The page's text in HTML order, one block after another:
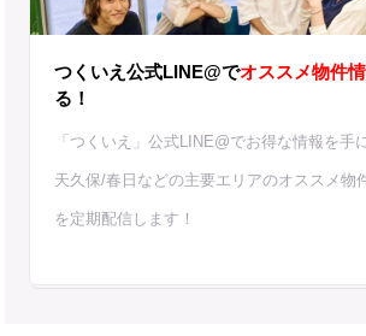
つくいえ公式LINE@でオススメ物件
る！
「つくいえ」公式LINE@でお得な情報を手
天久保/春日などの主要エリアのオススメ物
を定期配信します！